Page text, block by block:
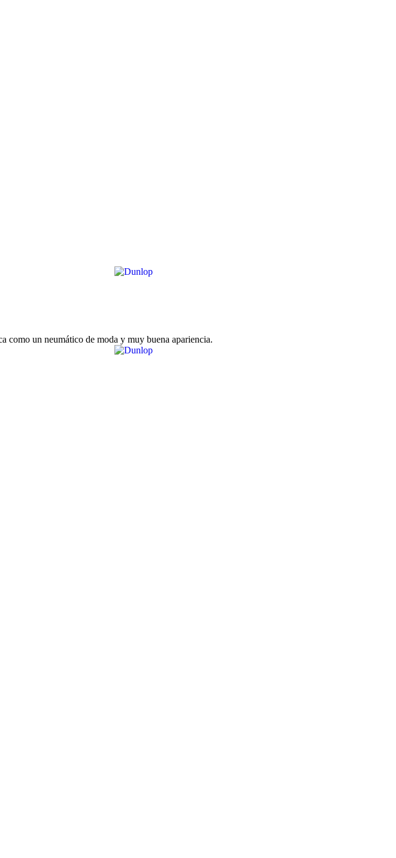
como un neumático de moda y muy buena apariencia.